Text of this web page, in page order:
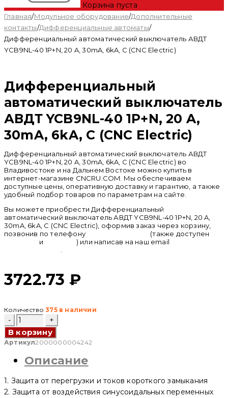
Корзина пуста
Главная/Модульное оборудование/Дополнительные
контакты/Дифференциальные автоматы/
Дифференциальный автоматический выключатель АВДТ
YCB9NL-40 1P+N, 20 A, 30mA, 6kA, C (CNC Electric)
Дифференциальный
автоматический выключатель
АВДТ YCB9NL-40 1P+N, 20 A,
30mA, 6kA, C (CNC Electric)
Дифференциальный автоматический выключатель АВДТ
YCB9NL-40 1P+N, 20 A, 30mA, 6kA, C (CNC Electric) во
Владивостоке и на Дальнем Востоке можно купить в
интернет-магазине CNCRU.COM. Мы обеспечиваем
доступные цены, оперативную доставку и гарантию, а также
удобный подбор товаров по параметрам на сайте.
Вы можете приобрести Дифференциальный
автоматический выключатель АВДТ YCB9NL-40 1P+N, 20 A,
30mA, 6kA, C (CNC Electric), оформив заказ через корзину,
позвонив по телефону
(также доступен
и
) или написав на наш email
3722.73 ₽
Количество 375 в наличии
Количество
товара
Дифференциальный
автоматический
АВДТ
YCB9NL-
1P+N,
20
В корзину
Артикул2000000004242
Описание
1. Защита от перегрузки и токов короткого замыкания
2. Защита от воздействия синусоидальных переменных